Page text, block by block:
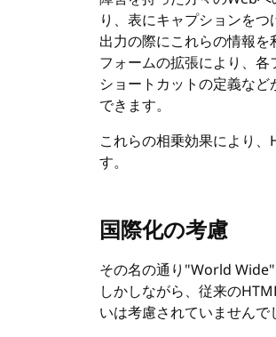
り、表にキャプションを
出力の際にこれらの情報
フォームの拡張により、
ショートカットの定義な
できます。
これらの相乗効果により、
す。
国際化の考慮
その名の通り"World
しかしながら、従来の
いは考慮されていませんで